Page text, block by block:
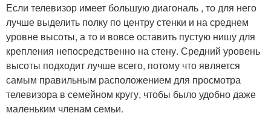
Если телевизор имеет большую диагональ , то для него
лучше выделить полку по центру стенки и на среднем
уровне высоты, а то и вовсе оставить пустую нишу для
крепления непосредственно на стену. Средний уровень
высоты подходит лучше всего, потому что является
самым правильным расположением для просмотра
телевизора в семейном кругу, чтобы было удобно даже
маленьким членам семьи.